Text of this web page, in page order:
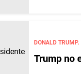
DONALD TRUMP.
Trump no